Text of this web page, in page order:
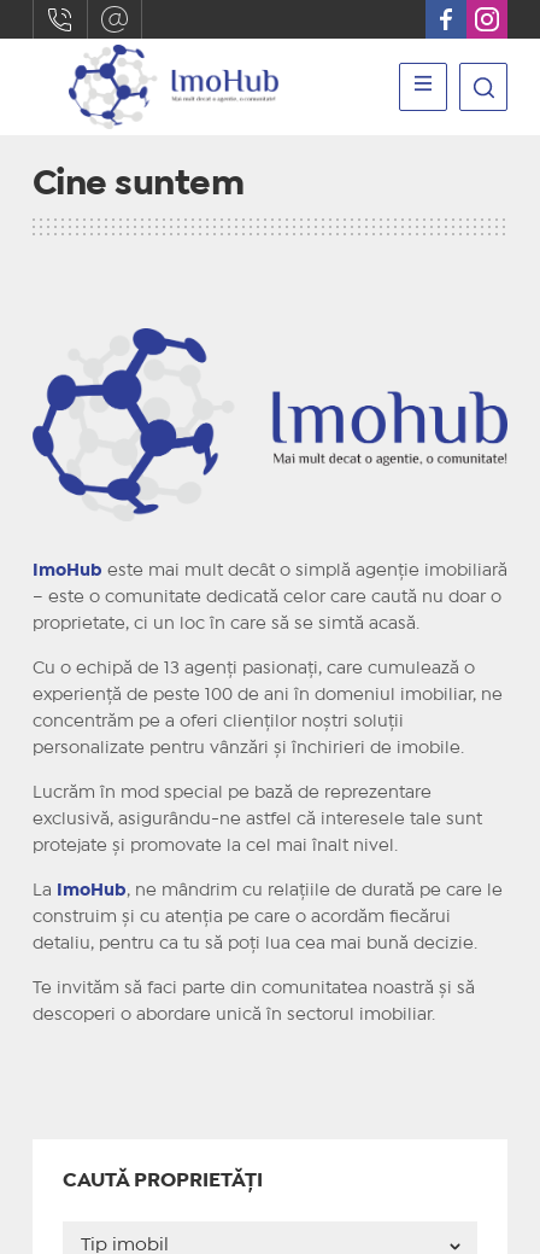
Cine suntem
ImoHub este mai mult decât o simplă agenție imobiliară
– este o comunitate dedicată celor care caută nu doar o
proprietate, ci un loc în care să se simtă acasă.
Cu o echipă de 13 agenți pasionați, care cumulează o
experiență de peste 100 de ani în domeniul imobiliar, ne
concentrăm pe a oferi clienților noștri soluții
personalizate pentru vânzări și închirieri de imobile.
Lucrăm în mod special pe bază de reprezentare
exclusivă, asigurându-ne astfel că interesele tale sunt
protejate și promovate la cel mai înalt nivel.
La ImoHub, ne mândrim cu relațiile de durată pe care le
construim și cu atenția pe care o acordăm fiecărui
detaliu, pentru ca tu să poți lua cea mai bună decizie.
Te invităm să faci parte din comunitatea noastră și să
descoperi o abordare unică în sectorul imobiliar.
CAUTĂ PROPRIETĂȚI